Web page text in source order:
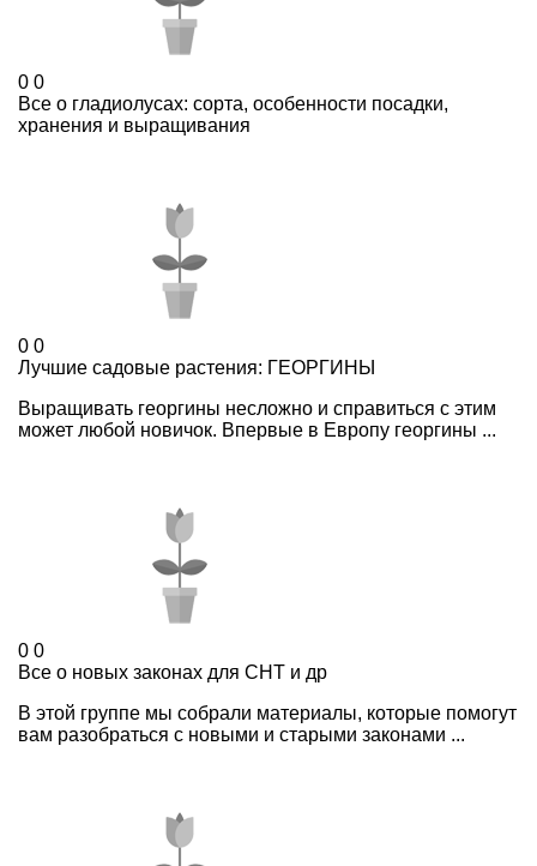
0 0
Все о гладиолусах: сорта, особенности посадки,
хранения и выращивания
0 0
Лучшие садовые растения: ГЕОРГИНЫ
Выращивать георгины несложно и справиться с этим
может любой новичок. Впервые в Европу георгины ...
0 0
Все о новых законах для СНТ и др
В этой группе мы собрали материалы, которые помогут
вам разобраться с новыми и старыми законами ...